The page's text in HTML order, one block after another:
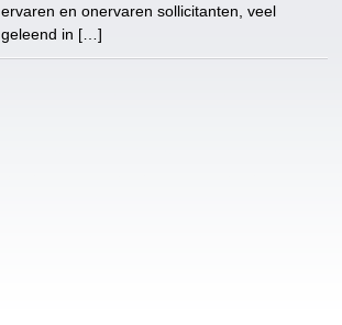
ervaren en onervaren sollicitanten, veel
geleend in […]